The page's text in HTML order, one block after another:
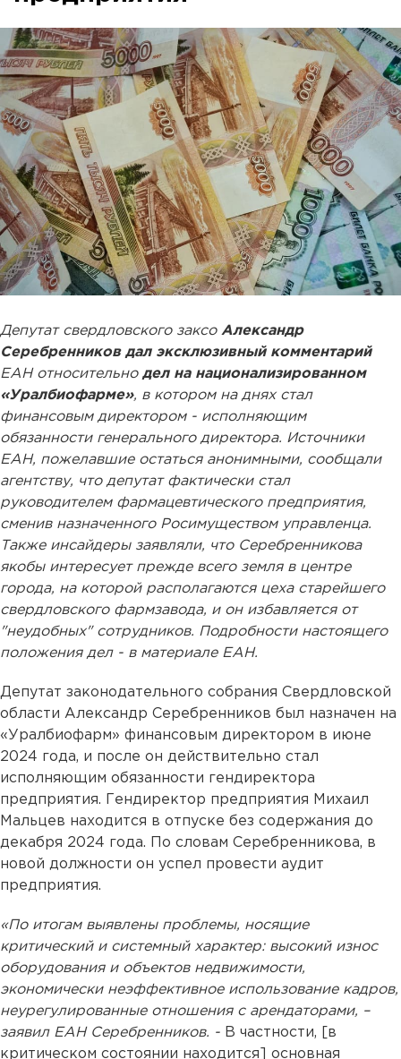
Депутат свердловского заксо Александр
Серебренников дал эксклюзивный комментарий
ЕАН относительно дел на национализированном
«Уралбиофарме», в котором на днях стал
финансовым директором - исполняющим
обязанности генерального директора. Источники
ЕАН, пожелавшие остаться анонимными, сообщали
агентству, что депутат фактически стал
руководителем фармацевтического предприятия,
сменив назначенного Росимуществом управленца.
Также инсайдеры заявляли, что Серебренникова
якобы интересует прежде всего земля в центре
города, на которой располагаются цеха старейшего
свердловского фармзавода, и он избавляется от
"неудобных" сотрудников. Подробности настоящего
положения дел - в материале ЕАН.
Депутат законодательного собрания Свердловской
области Александр Серебренников был назначен на
«Уралбиофарм» финансовым директором в июне
2024 года, и после он действительно стал
исполняющим обязанности гендиректора
предприятия. Гендиректор предприятия Михаил
Мальцев находится в отпуске без содержания до
декабря 2024 года. По словам Серебренникова, в
новой должности он успел провести аудит
предприятия.
«По итогам выявлены проблемы, носящие
критический и системный характер: высокий износ
оборудования и объектов недвижимости,
экономически неэффективное использование кадров,
неурегулированные отношения с арендаторами, –
заявил ЕАН Серебренников. - В частности, [в
критическом состоянии находится] основная